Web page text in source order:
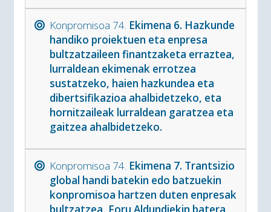
Konpromisoa 74. Ekimena 6. Hazkunde
handiko proiektuen eta enpresa
bultzatzaileen finantzaketa erraztea,
lurraldean ekimenak errotzea
sustatzeko, haien hazkundea eta
dibertsifikazioa ahalbidetzeko, eta
hornitzaileak lurraldean garatzea eta
gaitzea ahalbidetzeko.
Konpromisoa 74. Ekimena 7. Trantsizio
global handi batekin edo batzuekin
konpromisoa hartzen duten enpresak
bultzatzea, Foru Aldundiekin batera